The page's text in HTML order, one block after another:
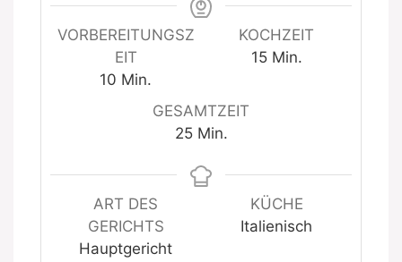
VORBEREITUNGSZ
EIT
10 Minuten
Min.
KOCHZEIT
15Minuten
Min.
GESAMTZEIT
25Minuten
Min.
ART DES
GERICHTS
Hauptgericht
KÜCHE
Italienisch